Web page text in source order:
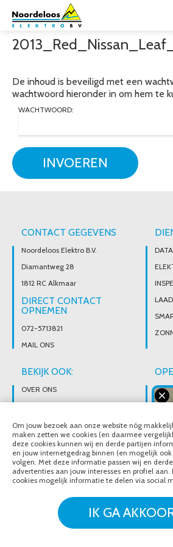
De inhoud is beveiligd met een
wachtwoord hieronder in om hem te
WACHTWOORD:
INVOEREN
CONTACT GEGEVENS
Noordeloos Elektro B.V.
Diamantweg 28
1812 RC Alkmaar
DIRECT CONTACT
OPNEMEN
072-5713821
MAIL ONS
BEKIJK OOK:
OVER ONS
VACATURES
Wij
t/m
Over ons
Brochures
Vacatures
Om jouw bezoek aan onze website nóg
maken zetten we cookies (en daarmee
deze cookies kunnen wij en derde partijen
en jouw internetgedrag binnen (en mogelijk
volgen. Met deze informatie passen wij en
advertenties aan jouw interesses en profiel aan.
cookies mogelijk informatie te delen via social
IK GA